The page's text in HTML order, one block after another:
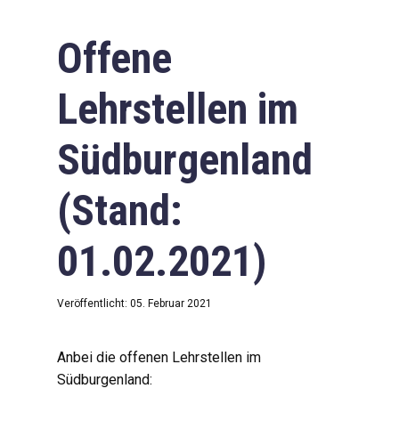
Offene
Lehrstellen im
Südburgenland
(Stand:
01.02.2021)
Veröffentlicht: 05. Februar 2021
Anbei die offenen Lehrstellen im
Südburgenland: